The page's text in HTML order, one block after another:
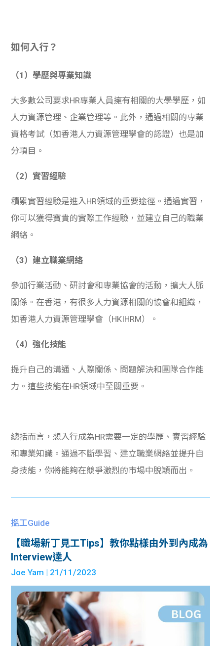
如何入行？
（1）學歷與專業知識
大多數公司要求HR專業人員擁有相關的大學學歷，如
人力資源管理、企業管理等。此外，通過相關的專業
資格考試（如香港人力資源管理學會的認證）也是加
分項目。
（2）實習經驗
積累實習經驗是進入HR領域的重要途徑。通過實習，
你可以獲得寶貴的實際工作經驗，並建立自己的職業
網絡。
（3）建立職業網絡
參加行業活動、研討會和專業協會的活動，擴大人脈
關係。在香港，有很多人力資源相關的協會和組織，
如香港人力資源管理學會（HKIHRM）。
（4）強化技能
提升自己的溝通、人際關係、問題解決和團隊合作能
力。這些技能在HR領域中至關重要。
總括而言，想入行成為HR需要一定的學歷、實習經驗
和專業知識。通過不斷學習、建立職業網絡並提升自
身技能，你將能夠在競爭激烈的市場中脫穎而出。
搵工Guide
【職場新丁見工Tips】教你點樣由外到內成為
Interview達人
Joe Yam | 21/11/2023